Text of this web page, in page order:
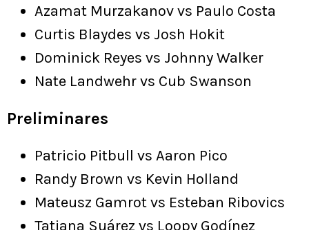
Azamat Murzakanov vs Paulo Costa
Curtis Blaydes vs Josh Hokit
Dominick Reyes vs Johnny Walker
Nate Landwehr vs Cub Swanson
Preliminares
Patricio Pitbull vs Aaron Pico
Randy Brown vs Kevin Holland
Mateusz Gamrot vs Esteban Ribovics
Tatiana Suárez vs Loopy Godínez